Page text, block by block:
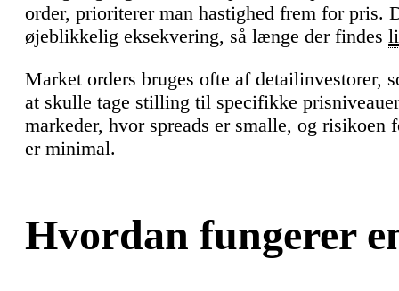
order, prioriterer man hastighed frem for pris.
øjeblikkelig eksekvering, så længe der findes
Market orders bruges ofte af detailinvestorer,
at skulle tage stilling til specifikke
markeder, hvor spreads er smalle, og
er minimal.
Hvordan fungerer